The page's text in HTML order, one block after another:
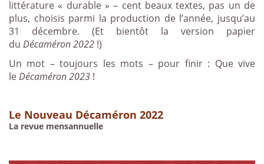
littérature « durable » – cent beaux textes, pas un de
plus, choisis parmi la production de l’année, jusqu’au
31 décembre. (Et bientôt la version papier
du Décaméron 2022 !)
Un mot – toujours les mots – pour finir : Que vive
leDécaméron 2023 !
Le Nouveau Décaméron 2022
La revue mensannuelle